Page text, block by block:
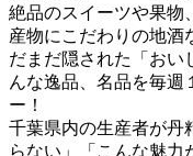
絶品のスイーツや果物
産物にこだわりの地酒
だまだ隠された「おい
んな逸品、名品を毎週
ー！
千葉県内の生産者が丹
らない」「こんな魅力